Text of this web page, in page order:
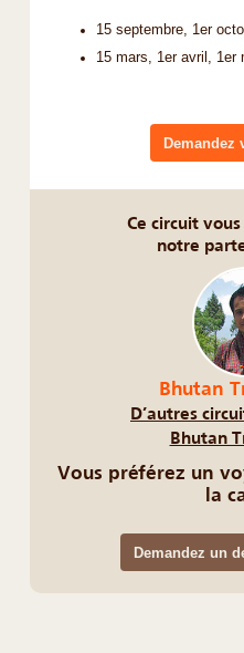
15 septembre, 1er
15 mars, 1er avril, 1er
Demandez
Ce circuit
notre
Bhutan
D’autres
Bhutan
Vous préférez un
la
Demandez un